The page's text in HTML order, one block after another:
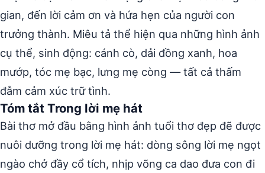
gian, đến lời cảm ơn và hứa hẹn của người con
trưởng thành. Miêu tả thể hiện qua những hình ảnh
cụ thể, sinh động: cánh cò, dải đồng xanh, hoa
mướp, tóc mẹ bạc, lưng mẹ còng — tất cả thấm
đẫm cảm xúc trữ tình.
Tóm tắt Trong lời mẹ hát
Bài thơ mở đầu bằng hình ảnh tuổi thơ đẹp đẽ được
nuôi dưỡng trong lời mẹ hát: dòng sông lời mẹ ngọt
ngào chở đầy cổ tích, nhịp võng ca dao đưa con đi